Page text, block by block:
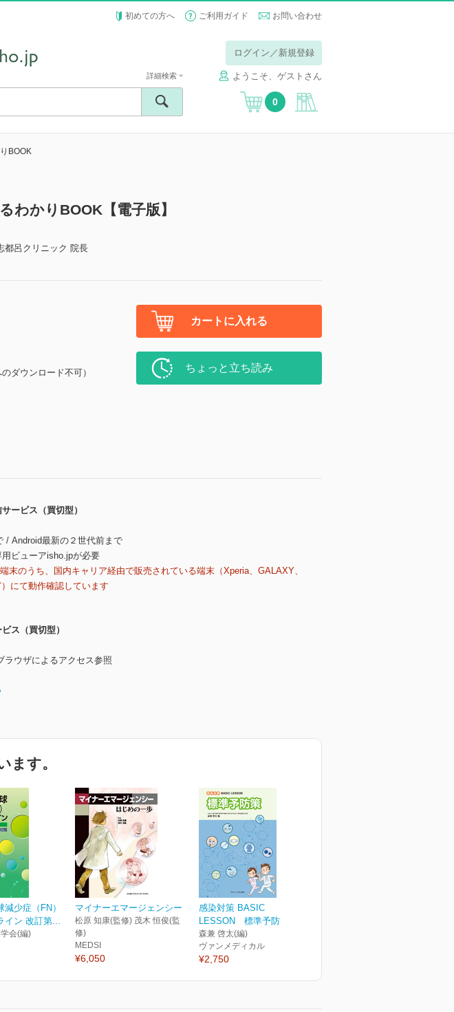
初めての方へ ご利用ガイド お問い合わせ
ログイン／新規登録
ようこそ、ゲストさん
詳細検索
0
BOOK
わかりBOOK【電子版】
都呂クリニック 院長
ダウンロード不可）
カートに入れる
ちょっと立ち読み
ービス（買切型）
/ Android最新の２世代前まで
ビューアisho.jpが必要
末のうち、国内キャリア経由で販売されている端末（Xperia、GALAXY、
にて動作確認しています
ス（買切型）
ウザによるアクセス参照
ます。
少症（FN）
イン 改訂第...
会(編)
マイナーエマージェンシー
松原 知康(監修) 茂木 恒俊(監
修)
MEDSI
¥6,050
感染対策 BASIC
LESSON 標準予防策
森兼 啓太(編)
ヴァンメディカル
¥2,750